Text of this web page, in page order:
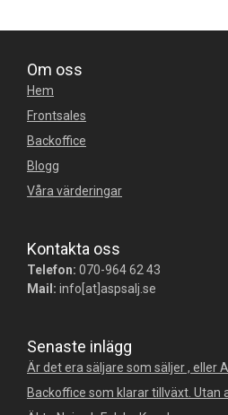
Om oss
Hem
Frontsales
Backoffice
Blogg
Våra värderingar
Kontakta oss
Telefon: 070-964 62 43
Mail: info[at]aspsalj.se
Senaste inlägg
Är det era säljare som säljer , eller
Backoffice som klarar tillväxt.